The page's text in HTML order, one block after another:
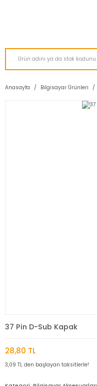
Anasayfa Bilgisayar Ürünleri
37 Pin D-Sub Kapak
28,80 TL
3,09 TL den başlayan taksitlerle!